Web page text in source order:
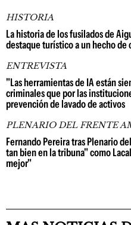
HISTORIA
La historia de los fusilados de
destaque turístico a un hecho de
ENTREVISTA
"Las herramientas de IA están
criminales que por las
prevención de lavado de activos
PLENARIO DEL FRENTE
Fernando Pereira tras Plenario
tan bien en la tribuna" como
mejor"